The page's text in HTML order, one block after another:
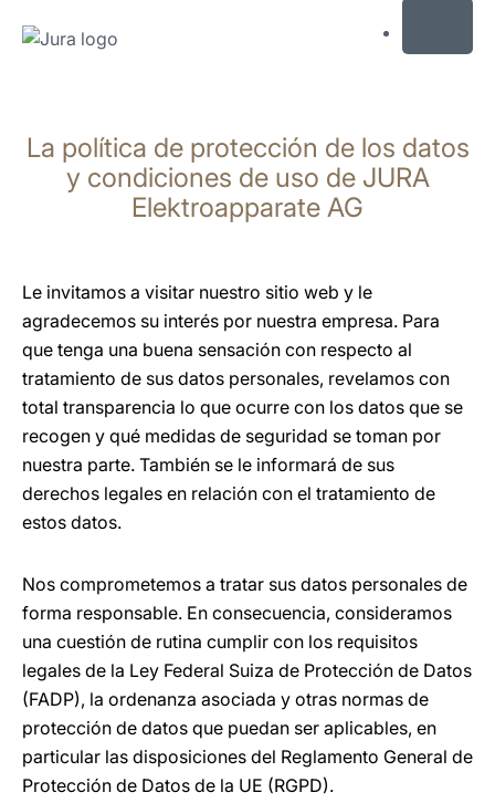
contenido
La política de protección de los datos
y condiciones de uso de JURA
Elektroapparate AG
Le invitamos a visitar nuestro sitio web y le
agradecemos su interés por nuestra empresa. Para
que tenga una buena sensación con respecto al
tratamiento de sus datos personales, revelamos con
total transparencia lo que ocurre con los datos que se
recogen y qué medidas de seguridad se toman por
nuestra parte. También se le informará de sus
derechos legales en relación con el tratamiento de
estos datos.
Nos comprometemos a tratar sus datos personales de
forma responsable. En consecuencia, consideramos
una cuestión de rutina cumplir con los requisitos
legales de la Ley Federal Suiza de Protección de Datos
(FADP), la ordenanza asociada y otras normas de
protección de datos que puedan ser aplicables, en
particular las disposiciones del Reglamento General de
Protección de Datos de la UE (RGPD).